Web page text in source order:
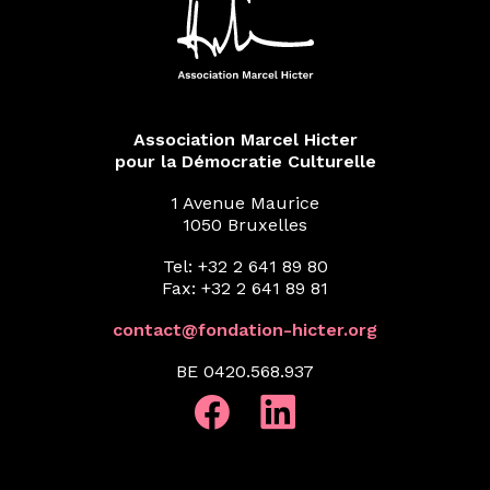
Association Marcel Hicter
pour la Démocratie Culturelle
1 Avenue Maurice
1050 Bruxelles
Tel: +32 2 641 89 80
Fax: +32 2 641 89 81
contact@fondation-hicter.org
BE 0420.568.937